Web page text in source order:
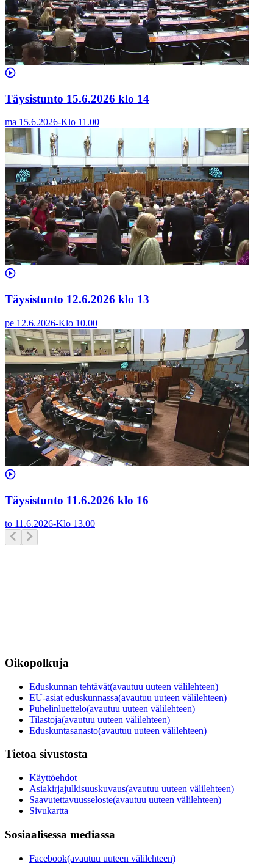
Täysistunto 15.6.2026 klo 14
ma 15.6.2026-Klo 11.00
Täysistunto 12.6.2026 klo 13
pe 12.6.2026-Klo 10.00
Täysistunto 11.6.2026 klo 16
to 11.6.2026-Klo 13.00
Oikopolkuja
Eduskunnan tehtävät(avautuu uuteen välilehteen)
EU-asiat eduskunnassa(avautuu uuteen välilehteen)
Puhelinluettelo(avautuu uuteen välilehteen)
Tilastoja(avautuu uuteen välilehteen)
Eduskuntasanasto(avautuu uuteen välilehteen)
Tietoa sivustosta
Käyttöehdot
Asiakirjajulkisuuskuvaus(avautuu uuteen välilehteen)
Saavutettavuusseloste(avautuu uuteen välilehteen)
Sivukartta
Sosiaalisessa mediassa
Facebook(avautuu uuteen välilehteen)